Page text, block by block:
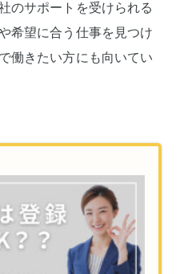
のサポートを受けられる
希望に合う仕事を見つけ
働きたい方にも向いてい